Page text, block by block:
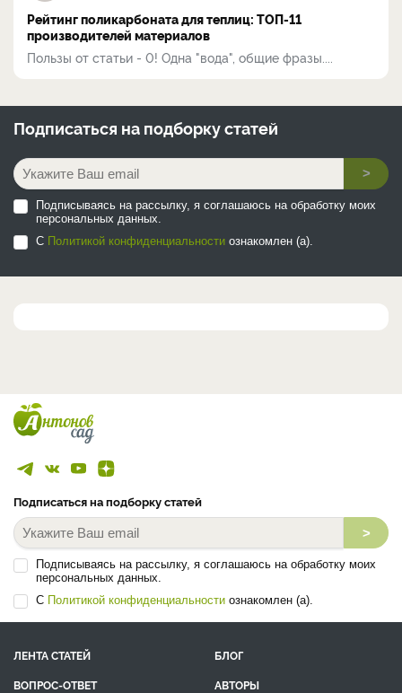
Рейтинг поликарбоната для теплиц: ТОП-11
производителей материалов
Пользы от статьи - 0! Одна "вода", общие фразы....
Подписаться на подборку статей
>
Подписываясь на рассылку, я соглашаюсь на обработку моих
персональных данных.
С Политикой конфиденциальности ознакомлен (а).
Подписаться на подборку статей
>
Подписываясь на рассылку, я соглашаюсь на обработку моих
персональных данных.
С Политикой конфиденциальности ознакомлен (а).
ЛЕНТА СТАТЕЙ
БЛОГ
ВОПРОС-ОТВЕТ
АВТОРЫ